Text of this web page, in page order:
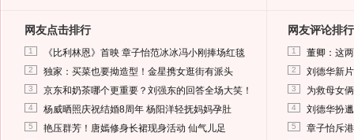
网友点击排行
1 《比利林恩》首映 章子怡范冰冰冯小刚捧场红毯
2 独家：买菜也要拗造型！金星携女逛街有派头
3 京东和奶茶哪个更重要？刘强东的回答全场大笑！
4 杨威晒照庆祝结婚8周年 杨阳洋轻抚妈妈孕肚
5 艳压群芳！唐嫣修身长裙现身活动 仙气儿足
网友评论排行
1 董卿：这
2 刘德华新
3 为救母女
4 刘德华扮
5 章子怡斥